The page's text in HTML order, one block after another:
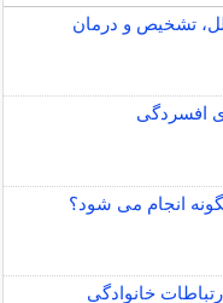
علل، تشخیص و درمان
افسردگی
انجام می شود؟
خانوادگی